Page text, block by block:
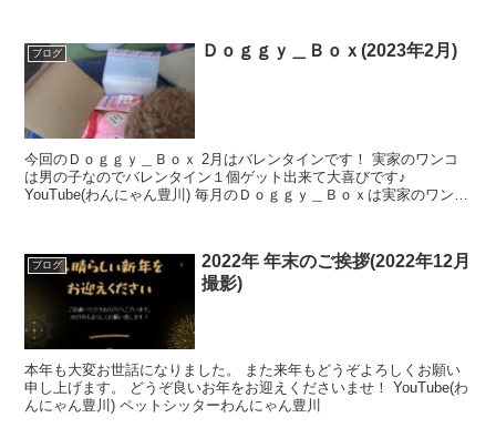
ブログ Ｄｏｇｇｙ＿Ｂｏｘ(2023年2月)
今回のＤｏｇｇｙ＿Ｂｏｘ 2月はバレンタインです！ 実家のワンコ
は男の子なのでバレンタイン１個ゲット出来て大喜びです♪
YouTube(わんにゃん豊川) 毎月のＤｏｇｇｙ＿Ｂｏｘは実家のワンコ
ブログ
2022年 年末のご挨拶(2022年12月
撮影)
本年も大変お世話になりました。 また来年もどうぞよろしくお願い
申し上げます。 どうぞ良いお年をお迎えくださいませ！ YouTube(わ
んにゃん豊川) ペットシッターわんにゃん豊川